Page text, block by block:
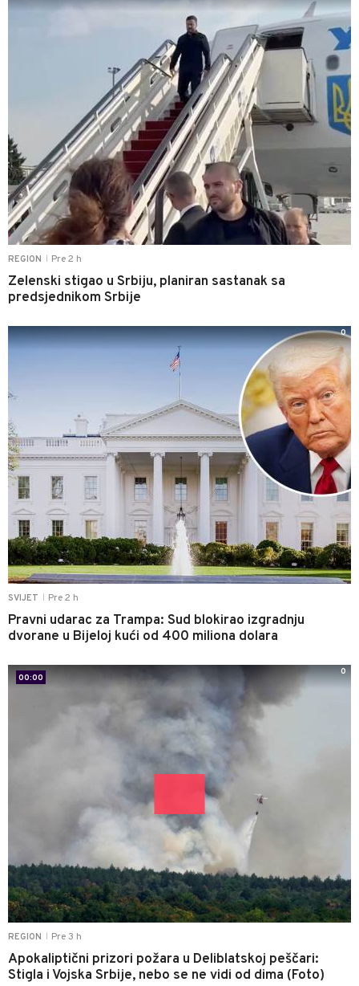
REGION Pre 2 h
Zelenski stigao u Srbiju, planiran sastanak sa
predsjednikom Srbije
SVIJET Pre 2 h
Pravni udarac za Trampa: Sud blokirao izgradnju
dvorane u Bijeloj kući od 400 miliona dolara
0
REGION Pre 3 h
Apokaliptični prizori požara u Deliblatskoj peščari:
Stigla i Vojska Srbije, nebo se ne vidi od dima (Foto)
00:00
0